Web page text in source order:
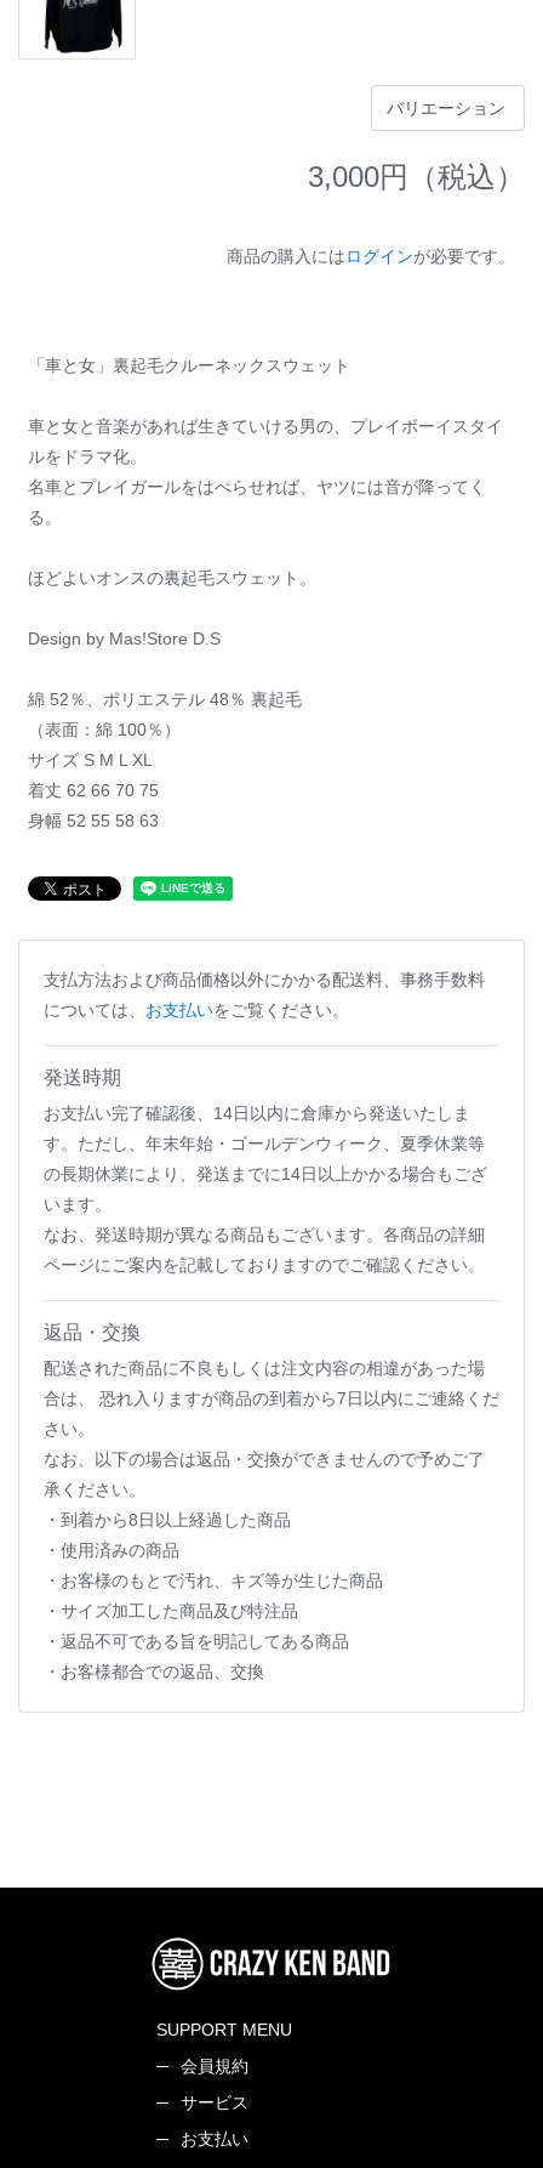
3,000円（税込）
商品の購入にはログインが必要です。
「車と女」裏起毛クルーネックスウェット
車と女と音楽があれば生きていける男の、プレイボーイスタイ
ルをドラマ化。
名車とプレイガールをはべらせれば、ヤツには音が降ってく
る。
ほどよいオンスの裏起毛スウェット。
Design by Mas!Store D.S
綿 52％、ポリエステル 48％ 裏起毛
（表面：綿 100％）
サイズ S M L XL
着丈 62 66 70 75
身幅 52 55 58 63
支払方法および商品価格以外にかかる配送料、事務手数料
については、 お支払いをご覧ください。
発送時期
お支払い完了確認後、14日以内に倉庫から発送いたしま
す。ただし、年末年始・ゴールデンウィーク、夏季休業等
の長期休業により、発送までに14日以上かかる場合もござ
います。
なお、発送時期が異なる商品もございます。各商品の詳細
ページにご案内を記載しておりますのでご確認ください。
返品・交換
配送された商品に不良もしくは注文内容の相違があった場
合は、 恐れ入りますが商品の到着から7日以内にご連絡くだ
さい。
なお、以下の場合は返品・交換ができませんので予めご了
承ください。
・到着から8日以上経過した商品
・使用済みの商品
・お客様のもとで汚れ、キズ等が生じた商品
・サイズ加工した商品及び特注品
・返品不可である旨を明記してある商品
・お客様都合での返品、交換
SUPPORT MENU
会員規約
サービス
お支払い